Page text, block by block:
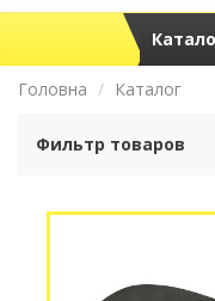
Головна Каталог
Фильтр товаров